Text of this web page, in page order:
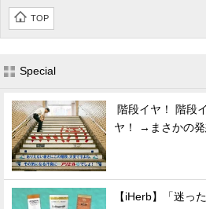
TOP
Special
階段イヤ！ 階段
ヤ！ →まさかの発
【iHerb】「迷っ